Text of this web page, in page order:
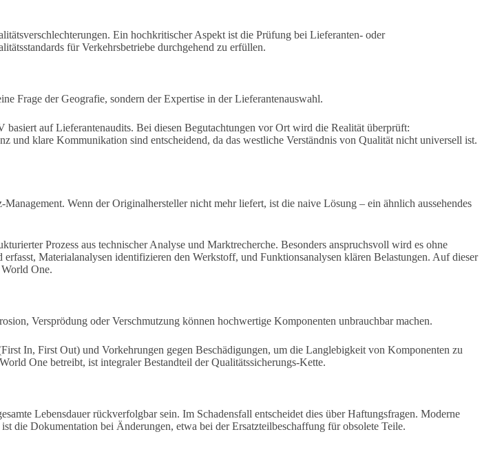
Ein hochkritischer Aspekt ist die Prüfung bei Lieferanten- oder
für Verkehrsbetriebe durchgehend zu erfüllen.
Frage der Geografie, sondern der Expertise in der Lieferantenauswahl.
auf Lieferantenaudits. Bei diesen Begutachtungen vor Ort wird die Realität überprüft:
klare Kommunikation sind entscheidend, da das westliche Verständnis von Qualität nicht universell ist.
Wenn der Originalhersteller nicht mehr liefert, ist die naive Lösung – ein ähnlich aussehendes
Prozess aus technischer Analyse und Marktrecherche. Besonders anspruchsvoll wird es ohne
Materialanalysen identifizieren den Werkstoff, und Funktionsanalysen klären Belastungen. Auf dieser
One.
Versprödung oder Verschmutzung können hochwertige Komponenten unbrauchbar machen.
In, First Out) und Vorkehrungen gegen Beschädigungen, um die Langlebigkeit von Komponenten zu
One betreibt, ist integraler Bestandteil der Qualitätssicherungs-Kette.
Lebensdauer rückverfolgbar sein. Im Schadensfall entscheidet dies über Haftungsfragen. Moderne
die Dokumentation bei Änderungen, etwa bei der Ersatzteilbeschaffung für obsolete Teile.